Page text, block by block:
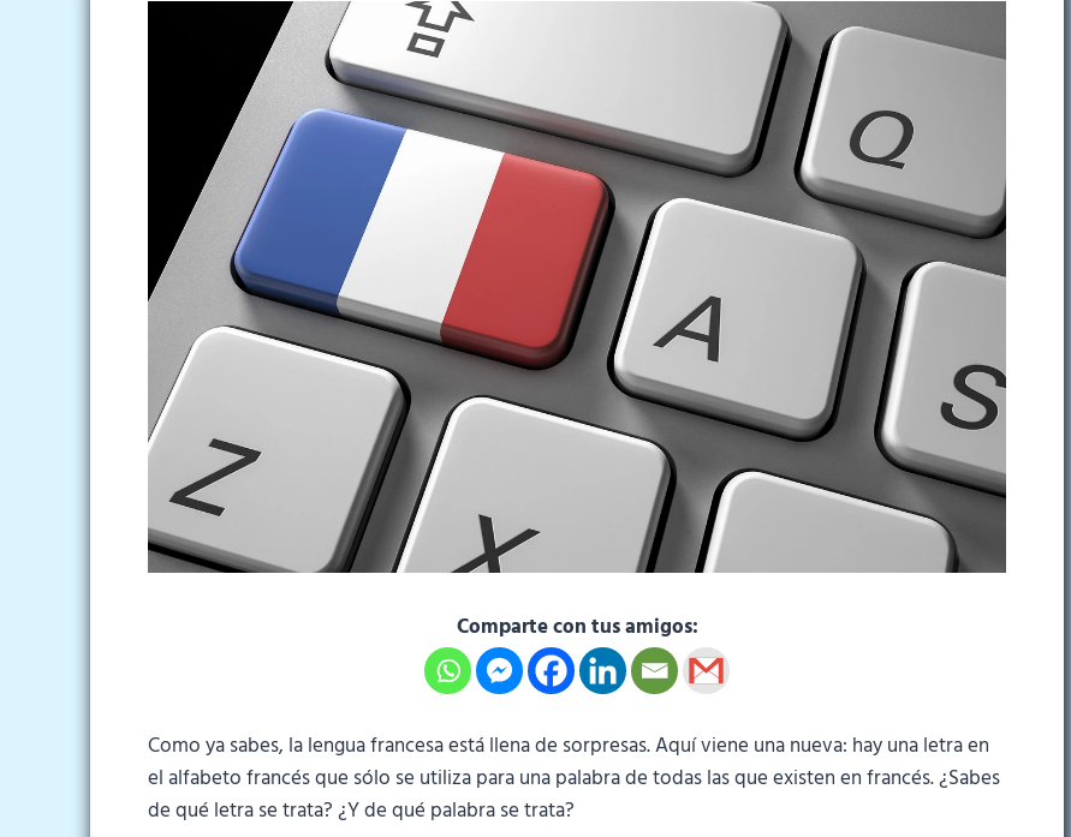
Comparte con tus amigos:
Como ya sabes, la lengua francesa está llena de sorpresas. Aquí viene una nueva: hay una letra en
el alfabeto francés que sólo se utiliza para una palabra de todas las que existen en francés. ¿Sabes
de qué letra se trata? ¿Y de qué palabra se trata?